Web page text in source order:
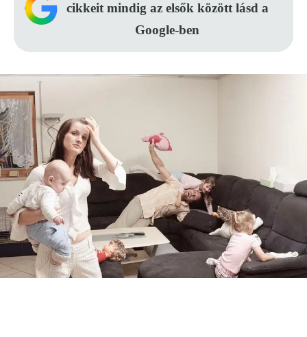
cikkeit mindig az elsők között lásd a
Google-ben